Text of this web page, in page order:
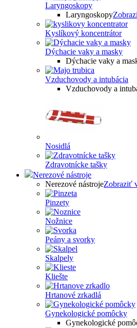
Laryngoskopy
Laryngoskopy
Kyslíkový koncentrátor
Dýchacie vaky a masky
Dýchacie vaky a
Vzduchovody a intubácia
Vzduchovody a
Nosidlá
Zdravotnícke tašky
Nerezové nástroje
Nerezové nástrojeZobraziť
Pinzety
Nožnice
Peány a svorky
Skalpely
Kliešte
Hrtanové zrkadlá
Gynekologické pomôcky
Gynekologické